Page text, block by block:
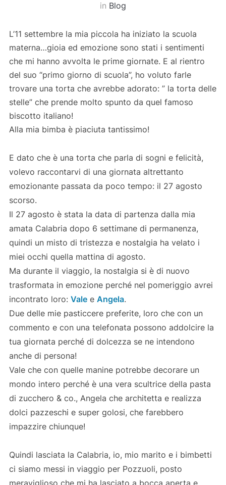
in Blog
L’11 settembre la mia piccola ha iniziato la scuola
materna…gioia ed emozione sono stati i sentimenti
che mi hanno avvolta le prime giornate. E al rientro
del suo “primo giorno di scuola”, ho voluto farle
trovare una torta che avrebbe adorato: ” la torta delle
stelle” che prende molto spunto da quel famoso
biscotto italiano!
Alla mia bimba è piaciuta tantissimo!
E dato che è una torta che parla di sogni e felicità,
volevo raccontarvi di una giornata altrettanto
emozionante passata da poco tempo: il 27 agosto
scorso.
Il 27 agosto è stata la data di partenza dalla mia
amata Calabria dopo 6 settimane di permanenza,
quindi un misto di tristezza e nostalgia ha velato i
miei occhi quella mattina di agosto.
Ma durante il viaggio, la nostalgia si è di nuovo
trasformata in emozione perché nel pomeriggio avrei
incontrato loro: Valee Angela.
Due delle mie pasticcere preferite, loro che con un
commento e con una telefonata possono addolcire la
tua giornata perché di dolcezza se ne intendono
anche di persona!
Vale che con quelle manine potrebbe decorare un
mondo intero perché è una vera scultrice della pasta
di zucchero & co., Angela che architetta e realizza
dolci pazzeschi e super golosi, che farebbero
impazzire chiunque!
Quindi lasciata la Calabria, io, mio marito e i bimbetti
ci siamo messi in viaggio per Pozzuoli, posto
meraviglioso che mi ha lasciato a bocca aperta e